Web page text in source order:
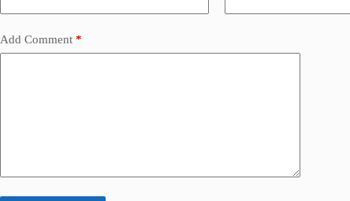
Add Comment *